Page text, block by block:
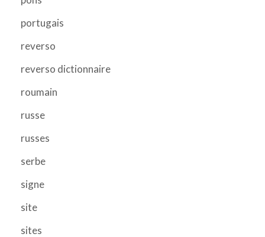
portugais
reverso
reverso dictionnaire
roumain
russe
russes
serbe
signe
site
sites